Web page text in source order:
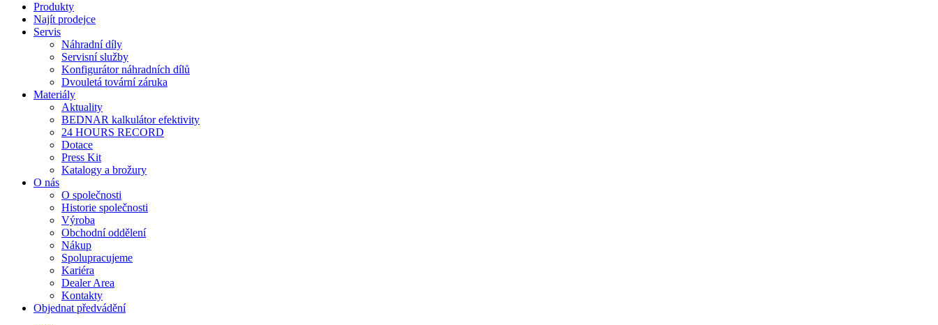
Produkty
Najít prodejce
Servis
Náhradní díly
Servisní služby
Konfigurátor náhradních dílů
Dvouletá tovární záruka
Materiály
Aktuality
BEDNAR kalkulátor efektivity
24 HOURS RECORD
Dotace
Press Kit
Katalogy a brožury
O nás
O společnosti
Historie společnosti
Výroba
Obchodní oddělení
Nákup
Spolupracujeme
Kariéra
Dealer Area
Kontakty
Objednat předvádění